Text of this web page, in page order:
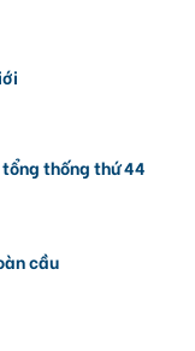
thống thứ 44
cầu